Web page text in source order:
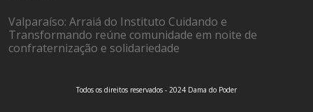
Valparaíso: Arraiá do Instituto Cuidando e
Transformando reúne comunidade em noite de
confraternização e solidariedade
Todos os direitos reservados - 2024 Dama do Poder